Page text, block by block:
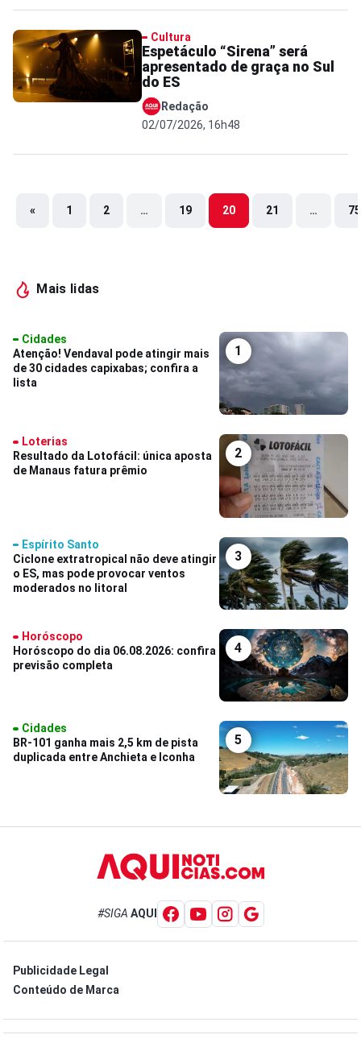
Cultura
Espetáculo “Sirena” será
apresentado de graça no Sul
do ES
Redação
02/07/2026, 16h48
Mais lidas
1
Cidades
Atenção! Vendaval pode atingir mais
de 30 cidades capixabas; confira a
lista
2
Loterias
Resultado da Lotofácil: única aposta
de Manaus fatura prêmio
3
Espírito Santo
Ciclone extratropical não deve atingir
o ES, mas pode provocar ventos
moderados no litoral
4
Horóscopo
Horóscopo do dia 06.08.2026: confira
previsão completa
5
Cidades
BR-101 ganha mais 2,5 km de pista
duplicada entre Anchieta e Iconha
« 1 2 … 19 20 21 …
#SIGA AQUI
Publicidade Legal
Conteúdo de Marca